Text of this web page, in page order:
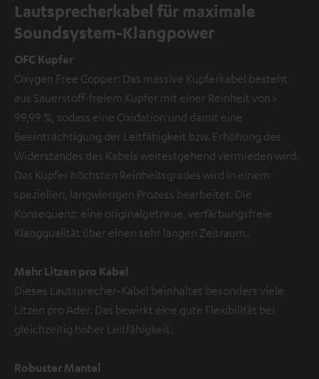
Lautsprecherkabel für maximale
Soundsystem-Klangpower
OFC Kupfer
Oxygen Free Copper: Das massive Kupferkabel besteht
aus Sauerstoff-freiem Kupfer mit einer Reinheit von >
99,99 %, sodass eine Oxidation und damit eine
Beeinträchtigung der Leitfähigkeit bzw. Erhöhung des
Widerstandes des Kabels weitestgehend vermieden wird.
Das Kupfer höchsten Reinheitsgrades wird in einem
speziellen, langwierigen Prozess bearbeitet. Die
Konsequenz: eine originalgetreue, verfärbungsfreie
Klangqualität über einen sehr langen Zeitraum.
Mehr Litzen pro Kabel
Dieses Lautsprecher-Kabel beinhaltet besonders viele
Litzen pro Ader. Das bewirkt eine gute Flexibilität bei
gleichzeitig hoher Leitfähigkeit.
Robuster Mantel